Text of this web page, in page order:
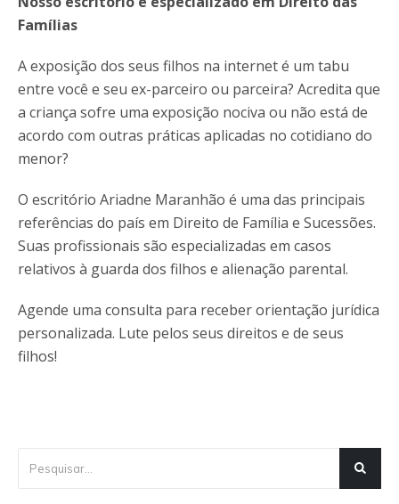
Famílias
A exposição dos seus filhos na internet é um tabu
entre você e seu ex-parceiro ou parceira? Acredita que
a criança sofre uma exposição nociva ou não está de
acordo com outras práticas aplicadas no cotidiano do
menor?
O escritório Ariadne Maranhão é uma das principais
referências do país em Direito de Família e Sucessões.
Suas profissionais são especializadas em casos
relativos à guarda dos filhos e alienação parental.
Agende uma consulta para receber orientação jurídica
personalizada. Lute pelos seus direitos e de seus
filhos!